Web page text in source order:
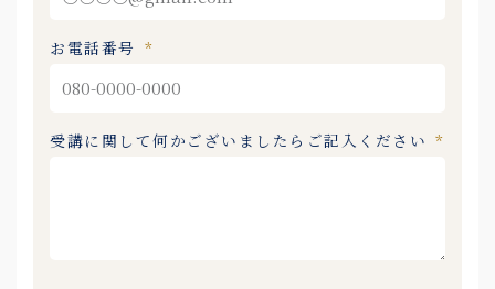
お電話番号
受講に関して何かございましたらご記入ください